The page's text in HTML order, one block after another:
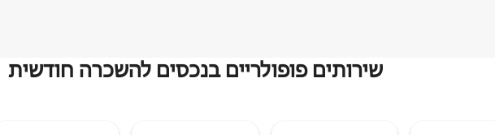
שירותים פופולריים בנכסים להשכרה חודשית